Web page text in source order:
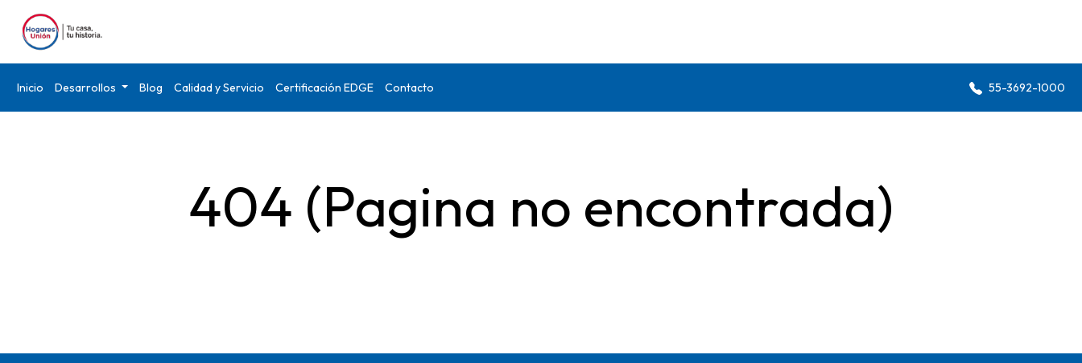
Inicio Desarrollos Blog Calidad y Servicio Certificación EDGE Contacto 55-3692-1000
404 (Pagina no encontrada)